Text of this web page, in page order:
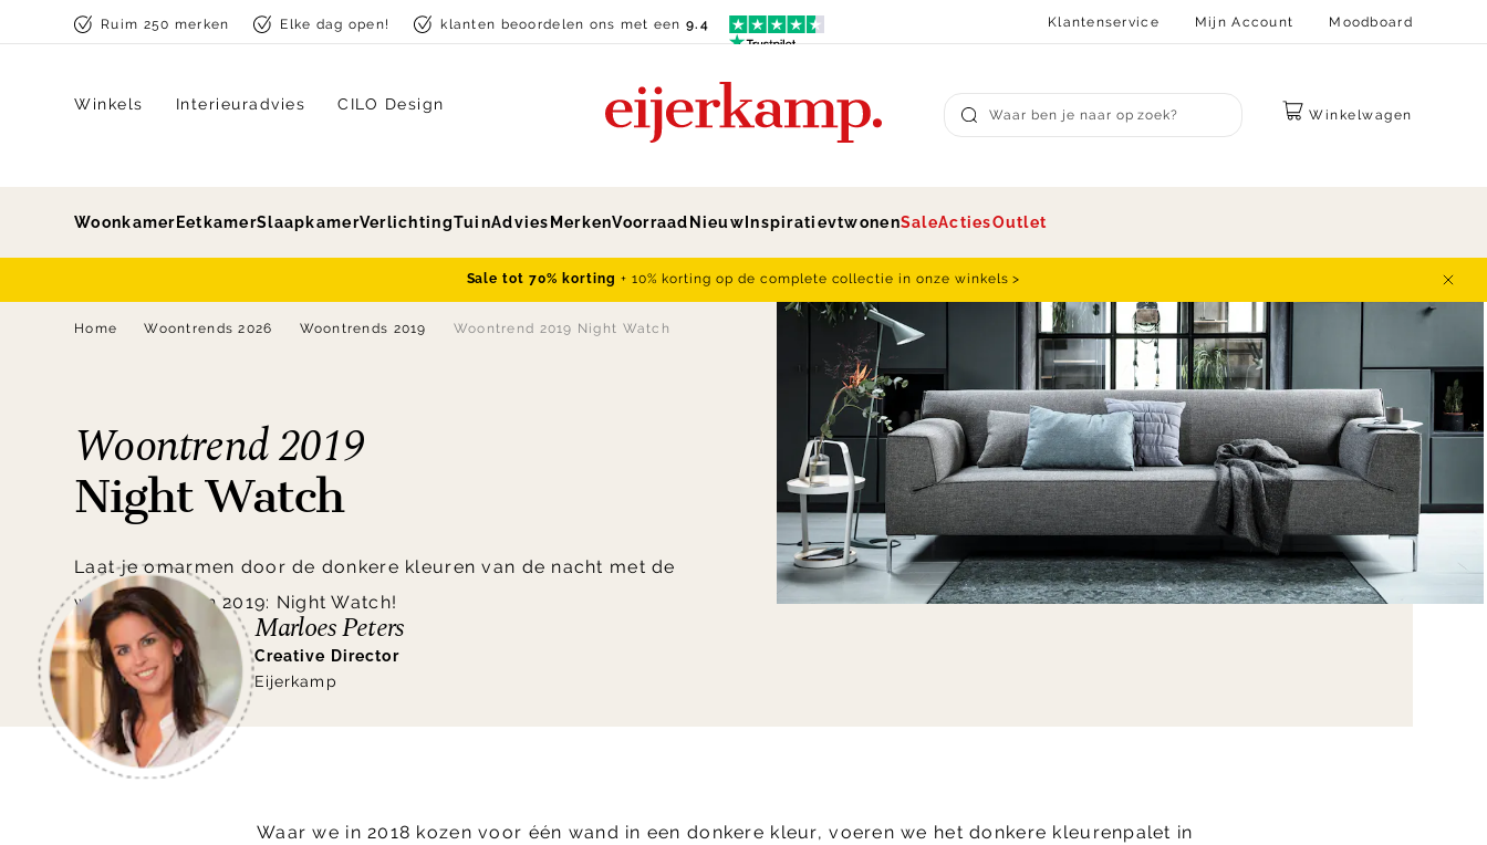
Skip to contentRuim 250 merken Elke dag open! klanten beoordelen ons met een9.4 Klantenservice Mijn Account Moodboard
Submit search
Winkelwagen
Winkels Interieuradvies CILO Design
Woonkamer EetkamerSlaapkamerVerlichtingTuinAdvies MerkenVoorraad Nieuw InspiratievtwonenSaleActiesOutlet
Sale tot 70% korting + 10% korting op de complete collectie in onze winkels >
Home Woontrends 2026 Woontrends 2019 Woontrend 2019 Night Watch
Woontrend 2019
Night Watch
Laat je omarmen door de donkere kleuren van de nacht met de
woontrend van 2019: Night Watch!
Marloes Peters
Creative Director
Eijerkamp
Waar we in 2018 kozen voor één wand in een donkere kleur, voeren we het donkere kleurenpalet in